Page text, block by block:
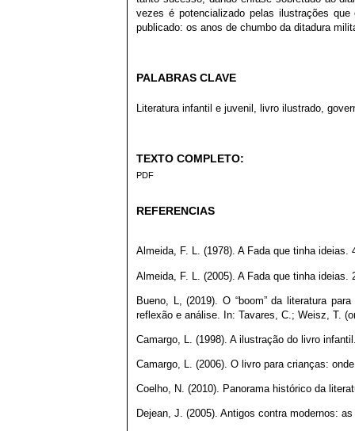
vezes é potencializado pelas ilustrações
publicado: os anos de chumbo da ditadura
PALABRAS CLAVE
Literatura infantil e juvenil, livro ilustrado,
TEXTO COMPLETO:
PDF
REFERENCIAS
Almeida, F. L. (1978). A Fada que tinha ideias.
Almeida, F. L. (2005). A Fada que tinha ideias.
Bueno, L, (2019). O “boom” da literatura
reflexão e análise. In: Tavares, C.; Weisz, T.
Camargo, L. (1998). A ilustração do livro
Camargo, L. (2006). O livro para crianças:
Coelho, N. (2010). Panorama histórico da
Dejean, J. (2005). Antigos contra modernos: